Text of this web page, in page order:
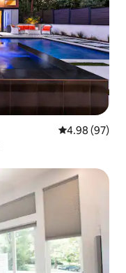
평점 4.98점(5
4.98 (97)